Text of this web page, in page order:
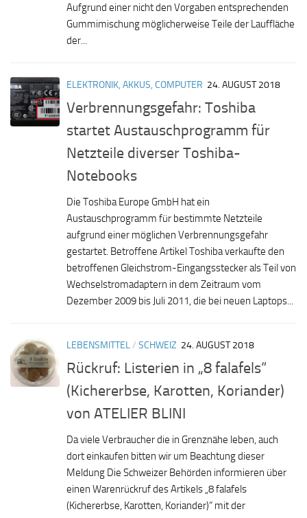
Aufgrund einer nicht den Vorgaben entsprechenden
Gummimischung möglicherweise Teile der Lauffläche
der...
ELEKTRONIK, AKKUS, COMPUTER 24. AUGUST 2018
Verbrennungsgefahr: Toshiba
startet Austauschprogramm für
Netzteile diverser Toshiba-
Notebooks
Die Toshiba Europe GmbH hat ein
Austauschprogramm für bestimmte Netzteile
aufgrund einer möglichen Verbrennungsgefahr
gestartet. Betroffene Artikel Toshiba verkaufte den
betroffenen Gleichstrom-Eingangsstecker als Teil von
Wechselstromadaptern in dem Zeitraum vom
Dezember 2009 bis Juli 2011, die bei neuen Laptops...
LEBENSMITTEL/ SCHWEIZ 24. AUGUST 2018
Rückruf: Listerien in „8 falafels“
(Kichererbse, Karotten, Koriander)
von ATELIER BLINI
Da viele Verbraucher die in Grenznähe leben, auch
dort einkaufen bitten wir um Beachtung dieser
Meldung Die Schweizer Behörden informieren über
einen Warenrückruf des Artikels „8 falafels
(Kichererbse, Karotten, Koriander)“ mit der